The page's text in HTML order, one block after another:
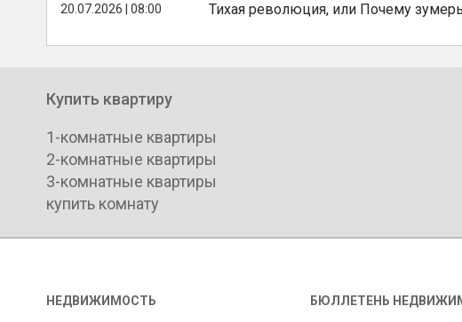
20.07.2026 | 08:00 Тихая революция, или Почему
Купить квартиру
1-комнатные квартиры
2-комнатные квартиры
3-комнатные квартиры
купить комнату
НЕДВИЖИМОСТЬ БЮЛЛЕТЕНЬ